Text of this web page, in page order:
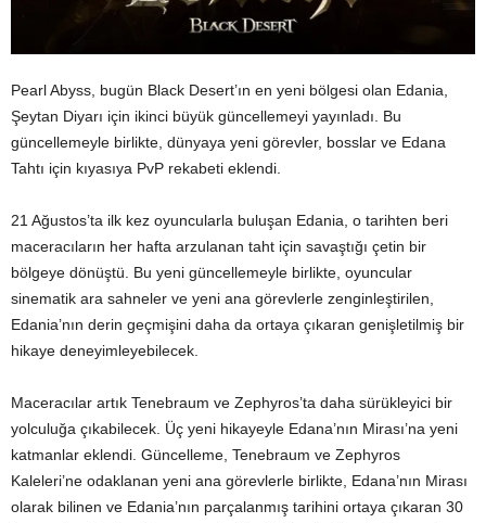
Pearl Abyss, bugün Black Desert’ın en yeni bölgesi olan Edania,
Şeytan Diyarı için ikinci büyük güncellemeyi yayınladı. Bu
güncellemeyle birlikte, dünyaya yeni görevler, bosslar ve Edana
Tahtı için kıyasıya PvP rekabeti eklendi.
21 Ağustos’ta ilk kez oyuncularla buluşan Edania, o tarihten beri
maceracıların her hafta arzulanan taht için savaştığı çetin bir
bölgeye dönüştü. Bu yeni güncellemeyle birlikte, oyuncular
sinematik ara sahneler ve yeni ana görevlerle zenginleştirilen,
Edania’nın derin geçmişini daha da ortaya çıkaran genişletilmiş bir
hikaye deneyimleyebilecek.
Maceracılar artık Tenebraum ve Zephyros’ta daha sürükleyici bir
yolculuğa çıkabilecek. Üç yeni hikayeyle Edana’nın Mirası’na yeni
katmanlar eklendi. Güncelleme, Tenebraum ve Zephyros
Kaleleri’ne odaklanan yeni ana görevlerle birlikte, Edana’nın Mirası
olarak bilinen ve Edania’nın parçalanmış tarihini ortaya çıkaran 30